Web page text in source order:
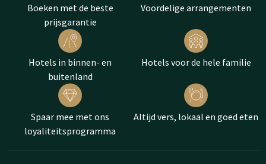
Boeken met de beste
prijsgarantie
Voordelige arrangementen
Hotels in binnen- en
buitenland
Hotels voor de hele familie
Spaar mee met ons
loyaliteitsprogramma
Altijd vers, lokaal en goed eten